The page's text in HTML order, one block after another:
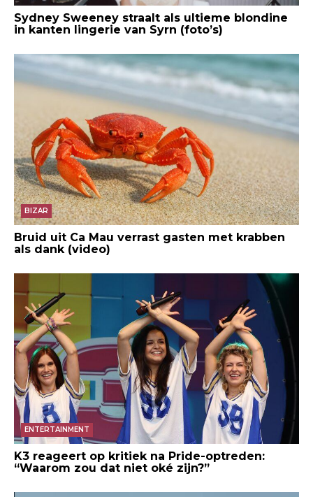
Sydney Sweeney straalt als ultieme blondine
in kanten lingerie van Syrn (foto’s)
BIZAR
Bruid uit Ca Mau verrast gasten met krabben
als dank (video)
ENTERTAINMENT
K3 reageert op kritiek na Pride-optreden:
“Waarom zou dat niet oké zijn?”